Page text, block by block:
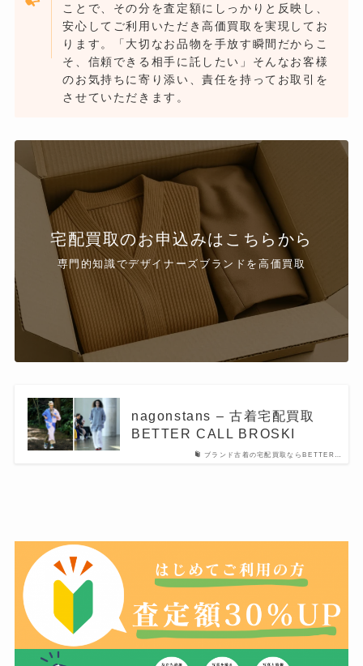
ことで、その分を査定額にしっかりと反映し、
安心してご利用いただき高価買取を実現してお
ります。「大切なお品物を手放す瞬間だからこ
そ、信頼できる相手に託したい」そんなお客様
のお気持ちに寄り添い、責任を持ってお取引を
させていただきます。
宅配買取のお申込みはこちらから
専門的知識でデザイナーズブランドを高価買取
ブランド古着の宅配買取ならBETTER…
nagonstans – 古着宅配買取
BETTER CALL BROSKI